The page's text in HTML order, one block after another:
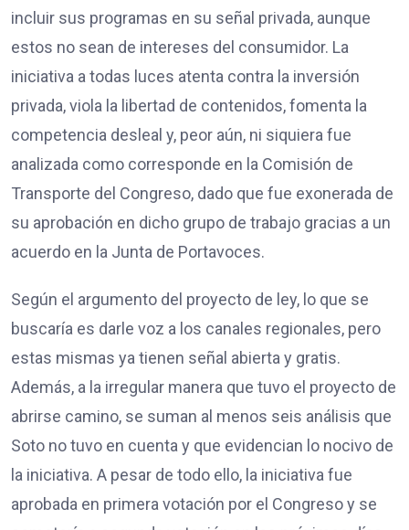
incluir sus programas en su señal privada, aunque
estos no sean de intereses del consumidor. La
iniciativa a todas luces atenta contra la inversión
privada, viola la libertad de contenidos, fomenta la
competencia desleal y, peor aún, ni siquiera fue
analizada como corresponde en la Comisión de
Transporte del Congreso, dado que fue exonerada de
su aprobación en dicho grupo de trabajo gracias a un
acuerdo en la Junta de Portavoces.
Según el argumento del proyecto de ley, lo que se
buscaría es darle voz a los canales regionales, pero
estas mismas ya tienen señal abierta y gratis.
Además, a la irregular manera que tuvo el proyecto de
abrirse camino, se suman al menos seis análisis que
Soto no tuvo en cuenta y que evidencian lo nocivo de
la iniciativa. A pesar de todo ello, la iniciativa fue
aprobada en primera votación por el Congreso y se